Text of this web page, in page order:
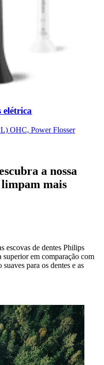
elétrica
a nossa
limpam mais
escovas de dentes Philips
em comparação com
para os dentes e as